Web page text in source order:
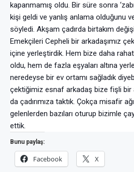
kapanmamış oldu. Bir süre sonra
kişi geldi ve yanlış anlama olduğunu
söyledi. Akşam çadırda birtakım
Emekçileri Cepheli bir arkadaşımız
içine yerleştirdik. Hem bize daha
oldu, hem de fazla eşyaları altına
neredeyse bir ev ortamı sağladık
çektiğimiz esnaf arkadaş bize fişli bir
da çadırımıza taktık. Çokça misafir
gelenlerden bazıları oturup bizimle
ettik.
Bunu paylaş:
Facebook X